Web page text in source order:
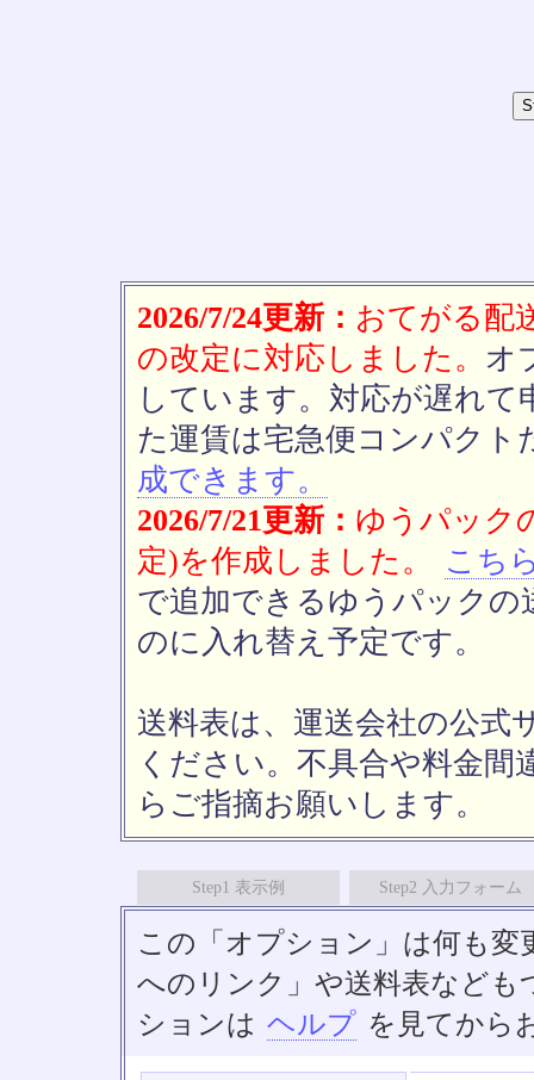
2026/7/24更新： おてがる配
の改定に対応しました。 オ
しています。対応が遅れ
た運賃は宅急便コンパクト
成できます。
2026/7/21更新： ゆうパック
定)を作成しました。
こち
で追加できるゆうパックの
のに入れ替え予定です。
送料表は、運送会社の公式
ください。不具合や料金間
らご指摘お願いします。
Step1 表示例 Step2 入力フォーム
この「オプション」は何も
へのリンク」や送料表など
ションは ヘルプ を見てから